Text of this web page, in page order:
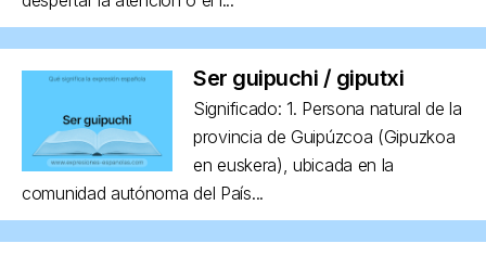
Ser guipuchi / giputxi
Significado: 1. Persona natural de la
provincia de Guipúzcoa (Gipuzkoa
en euskera), ubicada en la
comunidad autónoma del País...